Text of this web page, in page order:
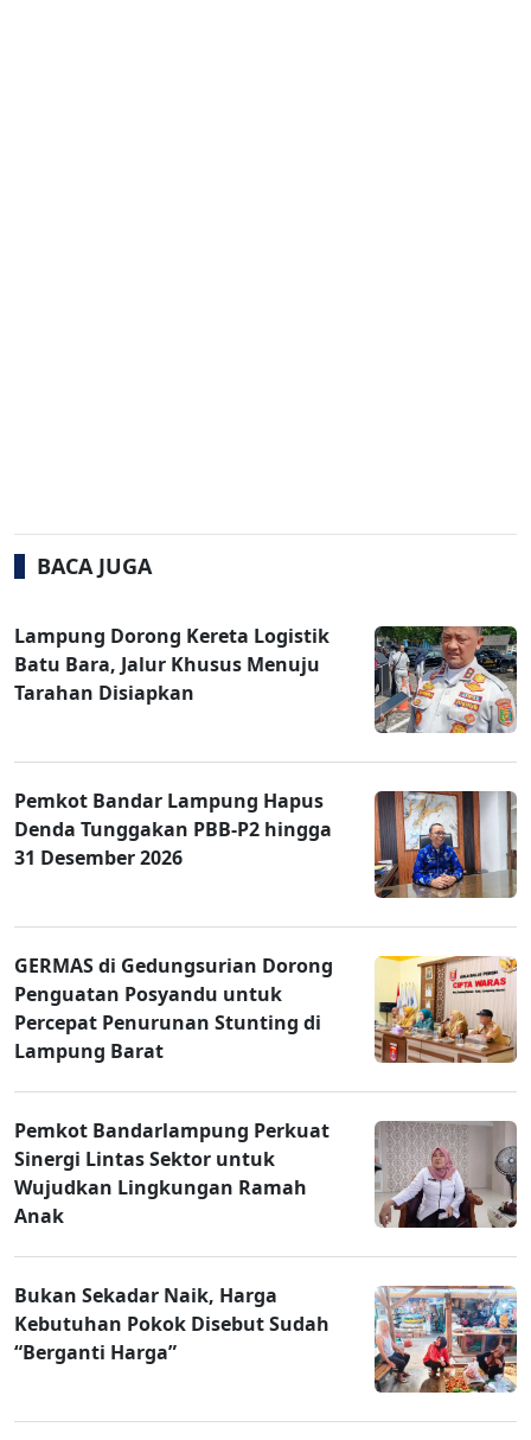
BACA JUGA
Lampung Dorong Kereta Logistik
Batu Bara, Jalur Khusus Menuju
Tarahan Disiapkan
Pemkot Bandar Lampung Hapus
Denda Tunggakan PBB-P2 hingga
31 Desember 2026
GERMAS di Gedungsurian Dorong
Penguatan Posyandu untuk
Percepat Penurunan Stunting di
Lampung Barat
Pemkot Bandarlampung Perkuat
Sinergi Lintas Sektor untuk
Wujudkan Lingkungan Ramah
Anak
Bukan Sekadar Naik, Harga
Kebutuhan Pokok Disebut Sudah
“Berganti Harga”